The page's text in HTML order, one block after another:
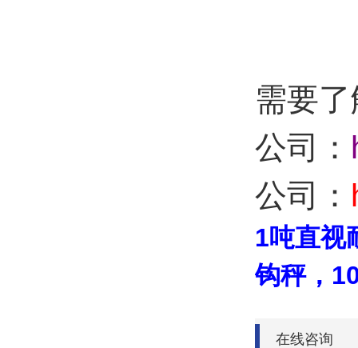
需要
公司：
公司：
1吨直视
钩秤，
在线咨询